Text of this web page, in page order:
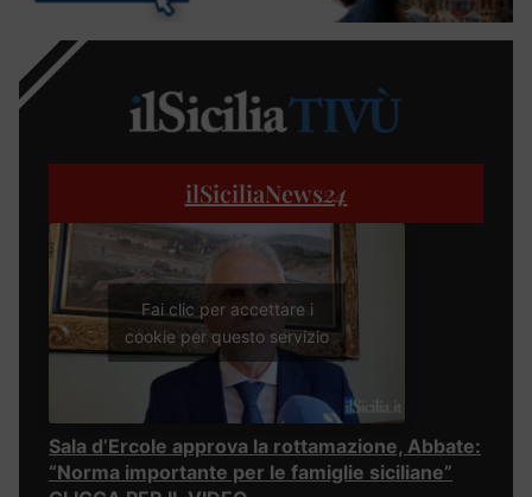
ilSiciliaNews24
Fai clic per accettare i
cookie per questo servizio
Sala d’Ercole approva la rottamazione, Abbate:
“Norma importante per le famiglie siciliane”